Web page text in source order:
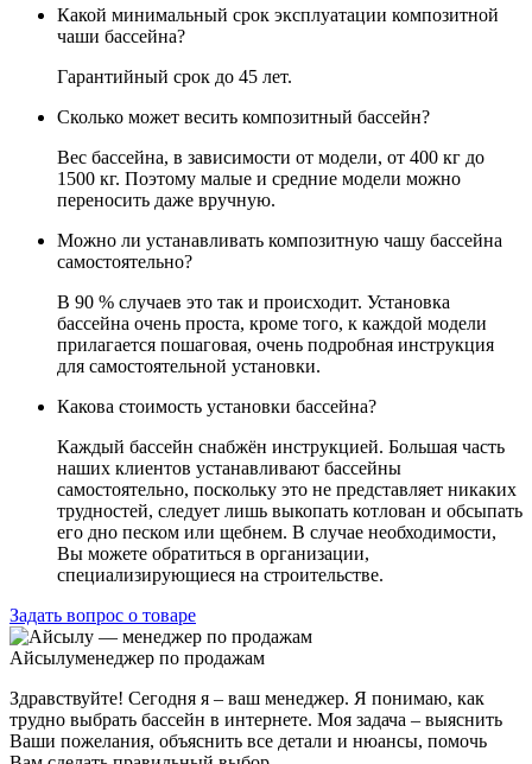
Какой минимальный срок эксплуатации композитной
чаши бассейна?
Гарантийный срок до 45 лет.
Сколько может весить композитный бассейн?
Вес бассейна, в зависимости от модели, от 400 кг до
1500 кг. Поэтому малые и средние модели можно
переносить даже вручную.
Можно ли устанавливать композитную чашу бассейна
самостоятельно?
В 90 % случаев это так и происходит. Установка
бассейна очень проста, кроме того, к каждой модели
прилагается пошаговая, очень подробная инструкция
для самостоятельной установки.
Какова стоимость установки бассейна?
Каждый бассейн снабжён инструкцией. Большая часть
наших клиентов устанавливают бассейны
самостоятельно, поскольку это не представляет никаких
трудностей, следует лишь выкопать котлован и обсыпать
его дно песком или щебнем. В случае необходимости,
Вы можете обратиться в организации,
специализирующиеся на строительстве.
Задать вопрос о товаре
Айсылуменеджер по продажам
Здравствуйте! Сегодня я – ваш менеджер. Я понимаю, как
трудно выбрать бассейн в интернете. Моя задача – выяснить
Ваши пожелания, объяснить все детали и нюансы, помочь